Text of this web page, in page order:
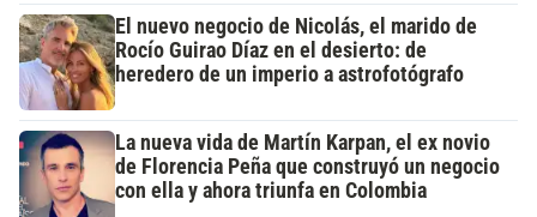
El nuevo negocio de Nicolás, el marido de
Rocío Guirao Díaz en el desierto: de
heredero de un imperio a astrofotógrafo
La nueva vida de Martín Karpan, el ex novio
de Florencia Peña que construyó un negocio
con ella y ahora triunfa en Colombia